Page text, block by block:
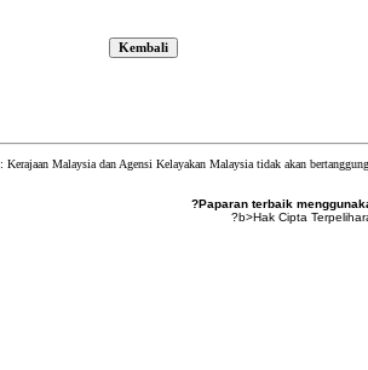
: Kerajaan Malaysia dan Agensi Kelayakan Malaysia tidak akan
?Paparan terbaik
?b>Hak Cipta